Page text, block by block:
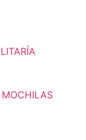
MOCHILAS